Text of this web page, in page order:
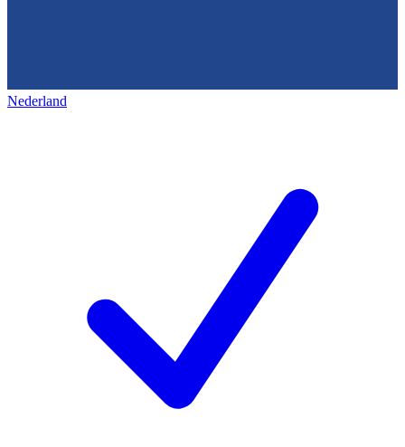
Nederland